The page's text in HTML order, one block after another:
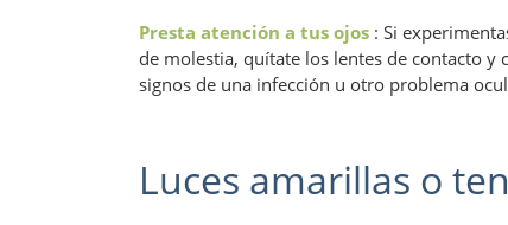
Presta atención a tus ojos : Si
de molestia, quítate los lentes de contacto
signos de una infección u otro problema
Luces amarillas o